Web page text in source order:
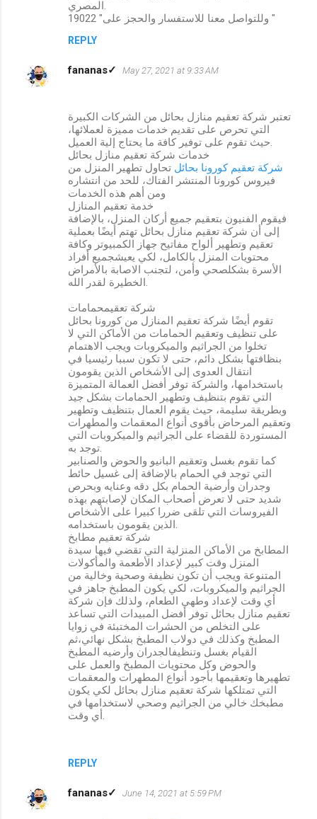
وللتواصل معنا للاستفسار والحجز على" 19022 "
REPLY
fananas✓ May 27, 2021 at 9:33 AM
تعتبر شركة تعقيم منازل بحائل من الشركات الكبيرة
التي تحرص على تقديم خدمات مميزة لعملائها،
خدمات شركة تعقيم منازل بحائل
شركة تعقيم كورونا بحائل تحاول تطهير المنزل من
فيروس كورونا المنتشر الفتاك، للحد من انتشاره
ومن أهم هذه الخدمات
خدمة تعقيم المنازل
فيقوم الفنيون بتعقيم جميع أركان المنزل، بالإضافة
إلى أن شركة تعقيم منازل بحائل تهتم أيضًا بعملية
تعقيم وتطهير ألواح مفاتيح جهاز الكمبيوتر وكافة
محتويات المنزل بالكامل، لكي يعيشجميع أفراد
الأسرة بشكلصحي وأمن، لتجنب الاصابة بالأمراض
شركة تعقيمحمامات
تقوم أيضًا شركة تعقيم المنازل من كورونا بحائل
على تنظيف وتعقيم الحمامات من الأماكن التي لا
تخلوا من الجراثيم والميكروبات ويجب الاهتمام
بنظافتها بشكل دائم، حتى لا تكون سببا رئيسيا في
انتقال العدوى إلى الأشخاص الذين يقومون
باستخدامها، والشركة توفر أفضل العمالة المتميزة
التي تقوم بتنظيف وتطهير الحمامات بشكل جيد
وبطريقة سليمة، حيث يقوم العمال بتنظيف وتطهير
وتعقيم المرحاض بأقوى أنواع المعقمات والمطهرات
المستوردة للقضاء على الجراثيم والميكروبات التي
كما تقوم بغسل وتعقيم البانيو والحوض والصنابير
التي توجد في الحمام بالإضافة إلى غسيل حائط
وجدران وأرضية الحمام بكل دقه وعنايه وبحرص
شديد حتى لا تعرض أصحاب المكان لإصابتهم بهذه
الفيروسات التي تلقى ضررا كبيرا على الأشخاص
شركة تعقيم مطابخ
المطابخ من الأماكن المنزلية التي تقضي فيها سيدة
المنزل وقت كبير لإعداد الأطعمة والمأكولات
المتنوعة ويجب أن تكون نظيفة وصحية وخالية من
الجراثيم والميكروبات، لكي يكون المطبخ جاهز في
أي وقت لإعداد وطهي الطعام، ولذلك فإن شركة
تعقيم منازل بحائل توفر أفضل المبيدات التي تساعد
على التخلص من الحشرات المختبئة في زوايا
المطبخ وكذلك في دولاب المطبخ بشكل نهائي،ثم
القيام بغسل وتنظيفالجدران وأرضيه المطبخ
والحوض وكل محتويات المطبخ والعمل على
تطهيرها وتعقيمها بأجود أنواع المطهرات والمعقمات
التي تمتلكها شركة تعقيم منازل بحائل لكي يكون
مطبخك خالي من الجراثيم وصحي لاستخدامها في
REPLY
fananas✓ June 14, 2021 at 5:59 PM